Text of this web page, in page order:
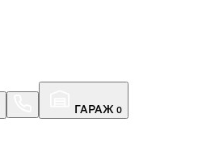
ГАРАЖ 0